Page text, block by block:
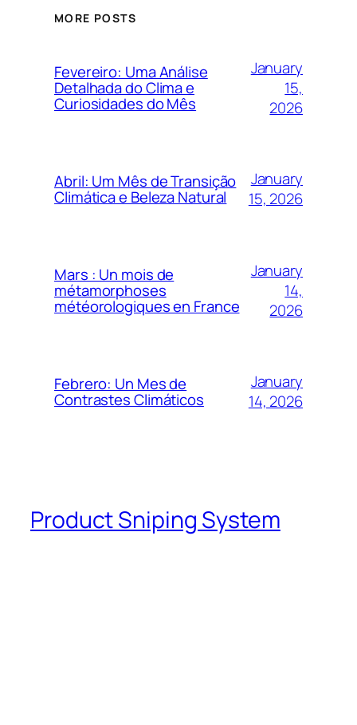
MORE POSTS
Fevereiro: Uma Análise
Detalhada do Clima e
Curiosidades do Mês
January
15,
2026
Abril: Um Mês de Transição
Climática e Beleza Natural
January
15, 2026
Mars : Un mois de
métamorphoses
météorologiques en France
January
14,
2026
Febrero: Un Mes de
Contrastes Climáticos
January
14, 2026
Product Sniping System